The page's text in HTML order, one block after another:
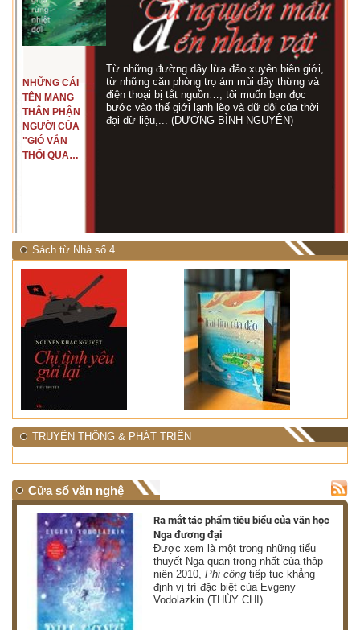
NHỮNG CÁI
TÊN MANG
THÂN PHẬN
NGƯỜI CỦA
"GIÓ VẪN
THỔI QUA
Từ những đường dây lừa đảo xuyên biên giới,
từ những căn phòng trọ ám mùi dây thừng và
điện thoại bị tắt nguồn…, tôi muốn bạn đọc
bước vào thế giới lạnh lẽo và dữ dội của thời
đại dữ liệu,... (DƯƠNG BÌNH NGUYÊN)
Sách từ Nhà số 4
TRUYỀN THÔNG & PHÁT TRIỂN
Cửa sổ văn nghệ
Ra mắt tác phẩm tiêu biểu của văn học
Nga đương đại
Được xem là một trong những tiểu
thuyết Nga quan trọng nhất của thập
niên 2010,Phi công tiếp tục khẳng
định vị trí đặc biệt của Evgeny
Vodolazkin (THÙY CHI)